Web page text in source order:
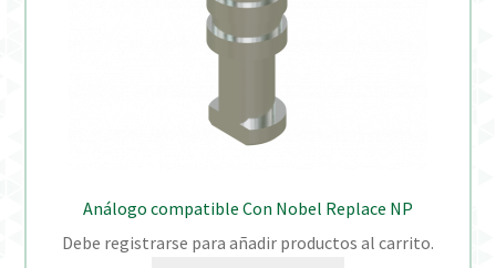
Análogo compatible Con Nobel Replace NP
Debe registrarse para añadir productos al carrito.